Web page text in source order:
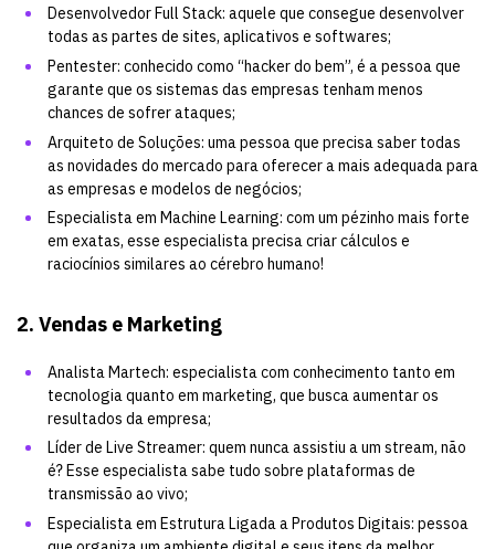
Desenvolvedor Full Stack: aquele que consegue desenvolver
todas as partes de sites, aplicativos e softwares;
Pentester: conhecido como “hacker do bem”, é a pessoa que
garante que os sistemas das empresas tenham menos
chances de sofrer ataques;
Arquiteto de Soluções: uma pessoa que precisa saber todas
as novidades do mercado para oferecer a mais adequada para
as empresas e modelos de negócios;
Especialista em Machine Learning: com um pézinho mais forte
em exatas, esse especialista precisa criar cálculos e
raciocínios similares ao cérebro humano!
2. Vendas e Marketing
Analista Martech: especialista com conhecimento tanto em
tecnologia quanto em marketing, que busca aumentar os
resultados da empresa;
Líder de Live Streamer: quem nunca assistiu a um stream, não
é? Esse especialista sabe tudo sobre plataformas de
transmissão ao vivo;
Especialista em Estrutura Ligada a Produtos Digitais: pessoa